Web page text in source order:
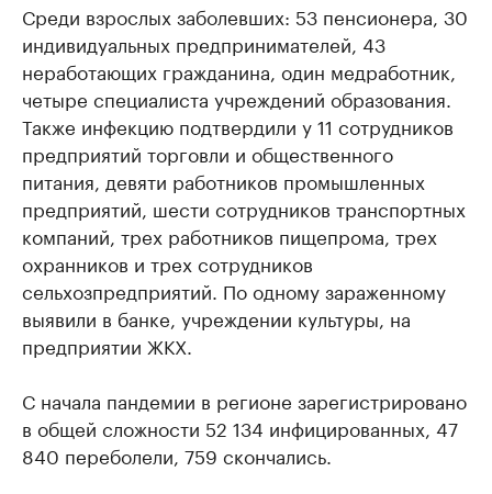
Среди взрослых заболевших: 53 пенсионера, 30
индивидуальных предпринимателей, 43
неработающих гражданина, один медработник,
четыре специалиста учреждений образования.
Также инфекцию подтвердили у 11 сотрудников
предприятий торговли и общественного
питания, девяти работников промышленных
предприятий, шести сотрудников транспортных
компаний, трех работников пищепрома, трех
охранников и трех сотрудников
сельхозпредприятий. По одному зараженному
выявили в банке, учреждении культуры, на
предприятии ЖКХ.
С начала пандемии в регионе зарегистрировано
в общей сложности 52 134 инфицированных, 47
840 переболели, 759 скончались.